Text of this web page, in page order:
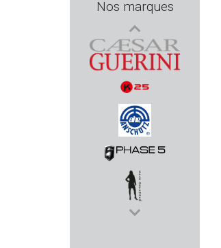
Nos marques
KARL NILL
CAESAR GUERINI
K25
AHG - ANSCHUTZ
PHASE 5
ELLE DEFENDER